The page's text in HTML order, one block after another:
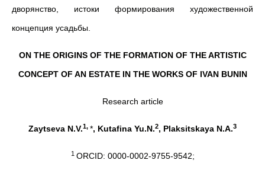
дворянство, истоки формирования художественной
концепция усадьбы.
ON THE ORIGINS OF THE FORMATION OF THE ARTISTIC
CONCEPT OF AN ESTATE IN THE WORKS OF IVAN BUNIN
Research article
Zaytseva N.V.1, *, Kutafina Yu.N.2, Plaksitskaya N.A.3
1 ORCID: 0000-0002-9755-9542;